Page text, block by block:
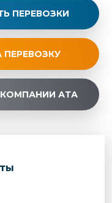
ПЕРЕВОЗКИ
АТА